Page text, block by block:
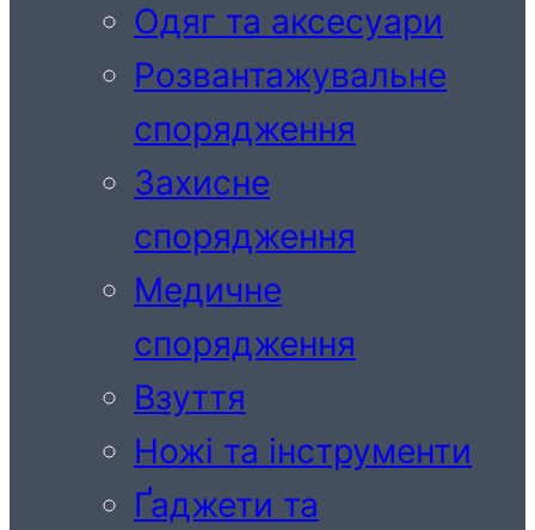
Одяг та аксесуари
Розвантажувальне
спорядження
Захисне
спорядження
Медичне
спорядження
Взуття
Ножі та інструменти
Ґаджети та